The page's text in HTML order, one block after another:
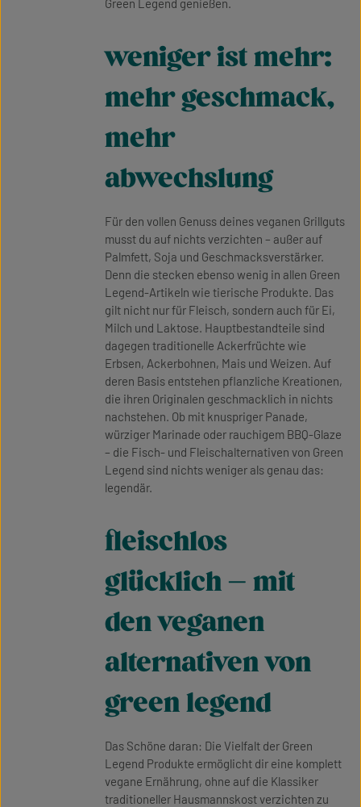
Green Legend genießen.
weniger ist mehr:
mehr geschmack,
mehr
abwechslung
Für den vollen Genuss deines veganen Grillguts
musst du auf nichts verzichten – außer auf
Palmfett, Soja und Geschmacksverstärker.
Denn die stecken ebenso wenig in allen Green
Legend-Artikeln wie tierische Produkte. Das
gilt nicht nur für Fleisch, sondern auch für Ei,
Milch und Laktose. Hauptbestandteile sind
dagegen traditionelle Ackerfrüchte wie
Erbsen, Ackerbohnen, Mais und Weizen. Auf
deren Basis entstehen pflanzliche Kreationen,
die ihren Originalen geschmacklich in nichts
nachstehen. Ob mit knuspriger Panade,
würziger Marinade oder rauchigem BBQ-Glaze
– die Fisch- und Fleischalternativen von Green
Legend sind nichts weniger als genau das:
legendär.
fleischlos
glücklich – mit
den veganen
alternativen von
green legend
Das Schöne daran: Die Vielfalt der Green
Legend Produkte ermöglicht dir eine komplett
vegane Ernährung, ohne auf die Klassiker
traditioneller Hausmannskost verzichten zu